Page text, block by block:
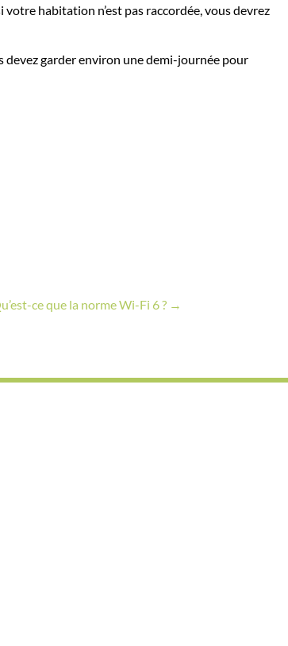
votre habitation n’est pas raccordée, vous devrez
devez garder environ une demi-journée pour
ce que la norme Wi-Fi 6 ?→